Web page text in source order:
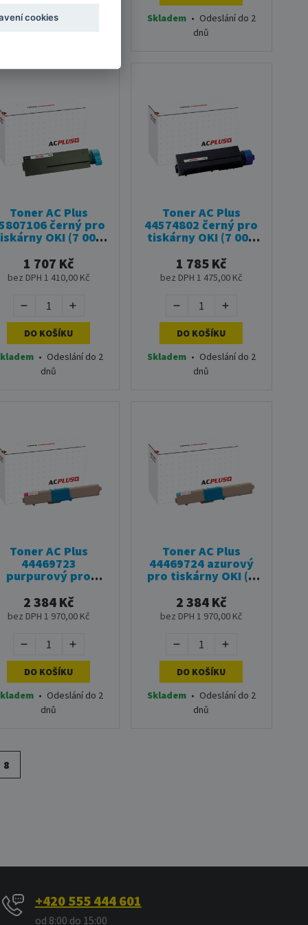
• Odeslání do 2
Skladem • Odeslání do 2
dnů
Toner AC Plus
černý pro
OKI (7 000
1 707 Kč
bez DPH 1 410,00 Kč
DO KOŠÍKU
• Odeslání do 2
dnů
Toner AC Plus
44574802 černý pro
tiskárny OKI (7 000
1 785 Kč
bez DPH 1 475,00 Kč
DO KOŠÍKU
Skladem • Odeslání do 2
dnů
Toner AC Plus
44469723
purpurový pro
stran)
2 384 Kč
bez DPH 1 970,00 Kč
DO KOŠÍKU
• Odeslání do 2
dnů
Toner AC Plus
44469724 azurový
pro tiskárny OKI (5
2 384 Kč
bez DPH 1 970,00 Kč
DO KOŠÍKU
Skladem • Odeslání do 2
dnů
8
+420 555 444 601
od 8:00 do 15:00
cookies